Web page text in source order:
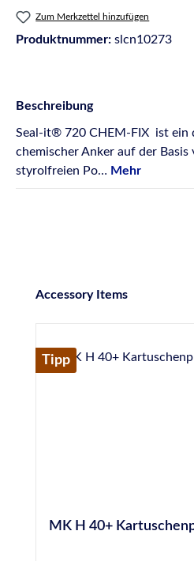
Zum Merkzettel hinzufügen
Produktnummer: slcn10273
Beschreibung
Seal-it® 720 CHEM-FIX ist ein
chemischer Anker auf der
styrolfreien Po… Mehr
Produktgalerie überspringen
Accessory Items
Tipp
MK H 40+